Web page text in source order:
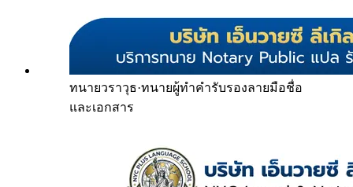
ทนายวราวุธ·ทนายผู้ทำคำรับรองลายมือชื่อ
และเอกสาร